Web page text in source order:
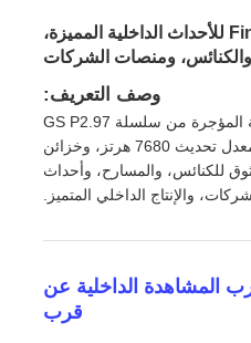
حل Fine Pixel Pitch LED للأحداث الداخلية المميزة،
والكنائس، ومنصات الشركات
وصف التعريف:
توفر شاشة LED الداخلية المؤجرة من سلسلة GS P2.97
مرئيات فائقة الوضوح، ومعدل تحديث 7680 هرتز، وخزائن
للكنائس، والمسارح، وأحداث
والإنتاج الداخلي المتميز.
المشاهدة الداخلية عن
قرب